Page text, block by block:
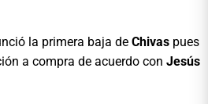
la primera baja de Chivas pues
a compra de acuerdo con Jesús